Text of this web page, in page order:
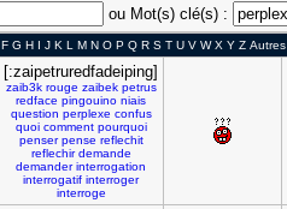
ou Mot(s) clé(s) :
F G H I J K L M N O P Q R S T U V W X Y Z Autres
[:zaipetruredfadeiping]
zaib3k rouge zaibek petrus
redface pingouino niais
question perplexe confus
quoi comment pourquoi
penser pense reflechit
reflechir demande
demander interrogation
interrogatif interroger
interroge